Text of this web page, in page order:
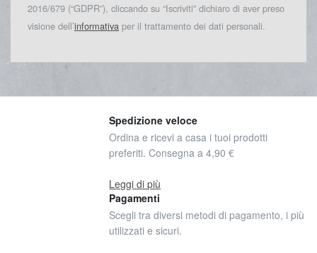
2016/679 (“GDPR”), cliccando su “Iscriviti” dichiaro di aver preso
visione dell’informativa per il trattamento dei dati personali.
Spedizione veloce
Ordina e ricevi a casa i tuoi prodotti
preferiti. Consegna a 4,90 €
Leggi di più
Pagamenti
Scegli tra diversi metodi di pagamento, i più
utilizzati e sicuri.